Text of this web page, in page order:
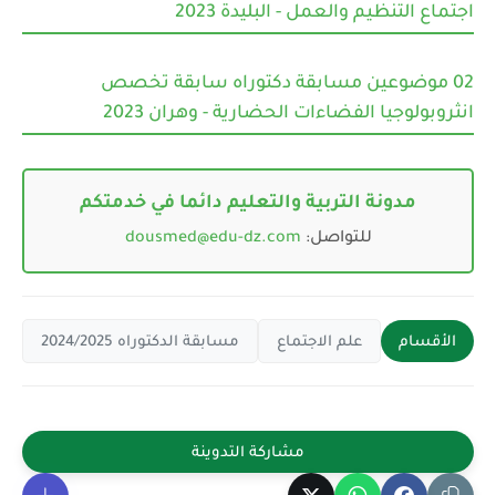
اجتماع التنظيم والعمل - البليدة 2023
02 موضوعين مسابقة دكتوراه سابقة تخصص
انثروبولوجيا الفضاءات الحضارية - وهران 2023
مدونة التربية والتعليم دائما في خدمتكم
للتواصل: dousmed@edu-dz.com
الأقسام علم الاجتماع مسابقة الدكتوراه 2024/2025